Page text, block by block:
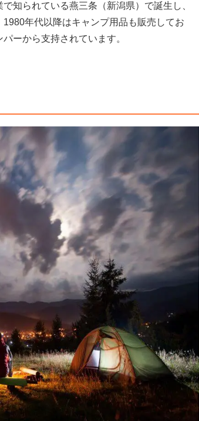
知られている燕三条（新潟県）で誕生し、
年代以降はキャンプ用品も販売してお
ーから支持されています。